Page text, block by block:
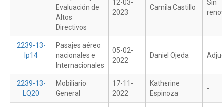
Evaluación de
Altos
Directivos
12-03-
2023
Camila Castillo
Sin
2239-13-
lp14
Pasajes aéreo
nacionales e
Internacionales
05-02-
2022
Daniel Ojeda
2239-13-
LQ20
Mobiliario
General
17-11-
2022
Katherine
Espinoza
-